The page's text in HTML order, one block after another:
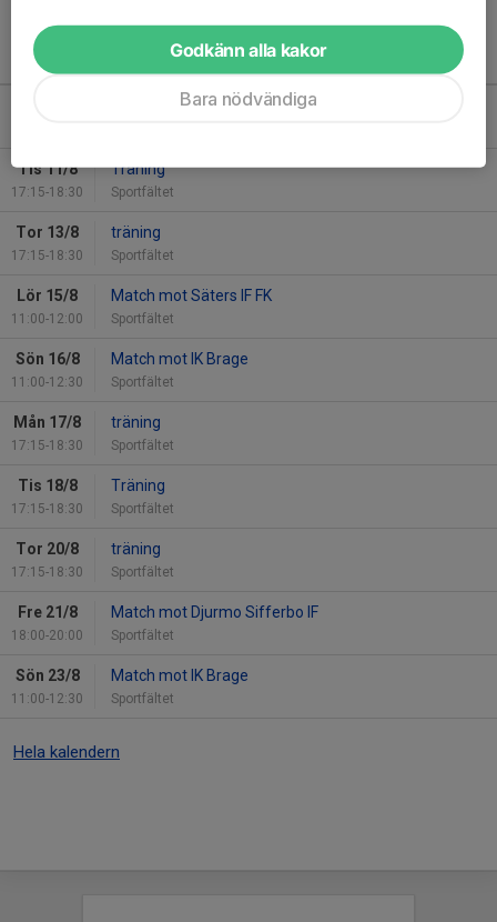
Kommande aktiviteter
Tis 11/8
17:15-18:30
Träning
Sportfältet
Tor 13/8
17:15-18:30
träning
Sportfältet
Lör 15/8
11:00-12:00
Match mot Säters IF FK
Sportfältet
Sön 16/8
11:00-12:30
Match mot IK Brage
Sportfältet
Mån 17/8
17:15-18:30
träning
Sportfältet
Tis 18/8
17:15-18:30
Träning
Sportfältet
Tor 20/8
17:15-18:30
träning
Sportfältet
Fre 21/8
18:00-20:00
Match mot Djurmo Sifferbo IF
Sportfältet
Sön 23/8
11:00-12:30
Match mot IK Brage
Sportfältet
Hela kalendern
Godkänn alla kakor
Bara nödvändiga